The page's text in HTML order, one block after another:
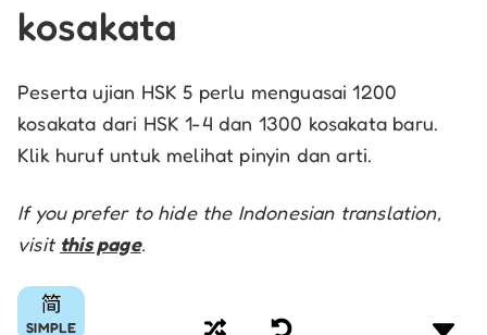
kosakata
Peserta ujian HSK 5 perlu menguasai 1200
kosakata dari HSK 1-4 dan 1300 kosakata baru.
Klik huruf untuk melihat pinyin dan arti.
If you prefer to hide the Indonesian translation,
visit this page.
SIMPLE